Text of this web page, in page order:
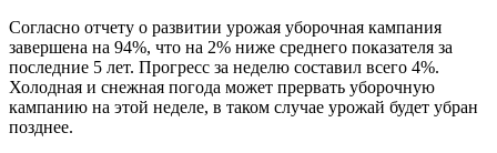
Согласно отчету о развитии урожая уборочная кампания
завершена на 94%, что на 2% ниже среднего показателя за
последние 5 лет. Прогресс за неделю составил всего 4%.
Холодная и снежная погода может прервать уборочную
кампанию на этой неделе, в таком случае урожай будет убран
позднее.